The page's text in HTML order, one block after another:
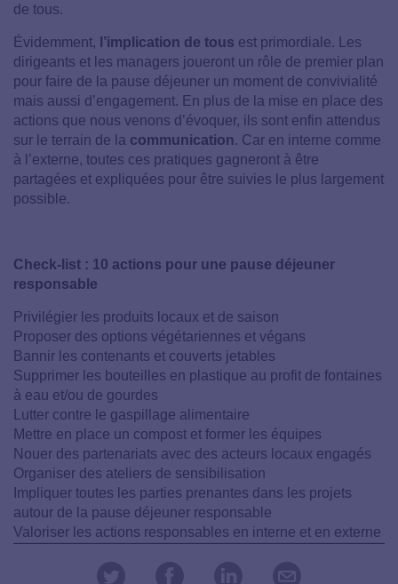
de tous.
Évidemment, l’implication de tous est primordiale. Les
dirigeants et les managers joueront un rôle de premier plan
pour faire de la pause déjeuner un moment de convivialité
mais aussi d’engagement. En plus de la mise en place des
actions que nous venons d’évoquer, ils sont enfin attendus
sur le terrain de la communication. Car en interne comme
à l’externe, toutes ces pratiques gagneront à être
partagées et expliquées pour être suivies le plus largement
possible.
Check-list : 10 actions pour une pause déjeuner
responsable
Privilégier les produits locaux et de saison
Proposer des options végétariennes et végans
Bannir les contenants et couverts jetables
Supprimer les bouteilles en plastique au profit de fontaines
à eau et/ou de gourdes
Lutter contre le gaspillage alimentaire
Mettre en place un compost et former les équipes
Nouer des partenariats avec des acteurs locaux engagés
Organiser des ateliers de sensibilisation
Impliquer toutes les parties prenantes dans les projets
autour de la pause déjeuner responsable
Valoriser les actions responsables en interne et en externe